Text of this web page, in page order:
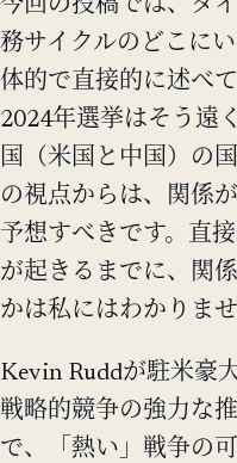
今回の投稿では、タ
務サイクルのどこに
体的で直接的に述べ
2024年選挙はそう遠
国（米国と中国）の
の視点からは、関係
予想すべきです。直
が起きるまでに、関
かは私にはわかりま
Kevin Ruddが駐米豪
戦略的競争の強力な
で、「熱い」戦争の